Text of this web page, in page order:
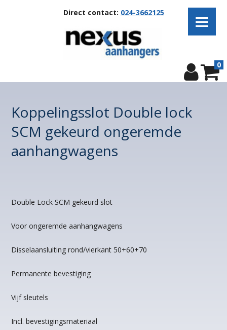
Direct contact: 024-3662125
0
Koppelingsslot Double lock
SCM gekeurd ongeremde
aanhangwagens
Double Lock SCM gekeurd slot
Voor ongeremde aanhangwagens
Disselaansluiting rond/vierkant 50+60+70
Permanente bevestiging
Vijf sleutels
Incl. bevestigingsmateriaal